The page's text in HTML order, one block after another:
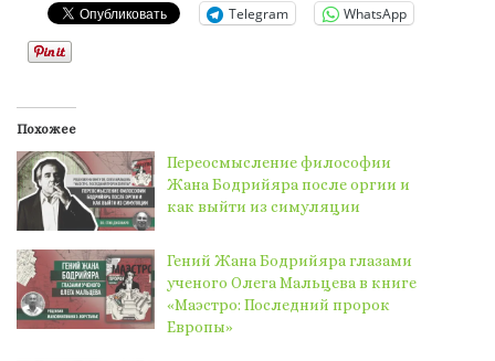
Telegram WhatsApp
Похожее
Переосмысление философии
Жана Бодрийяра после оргии и
как выйти из симуляции
Гений Жана Бодрийяра глазами
ученого Олега Мальцева в книге
«Маэстро: Последний пророк
Европы»